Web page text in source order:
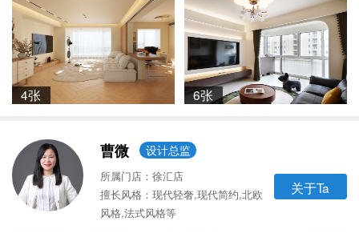
4张 6张
曹微 设计总监
所属门店：徐汇店
擅长风格：现代轻奢,现代简约,北欧
风格,法式风格等
关于Ta